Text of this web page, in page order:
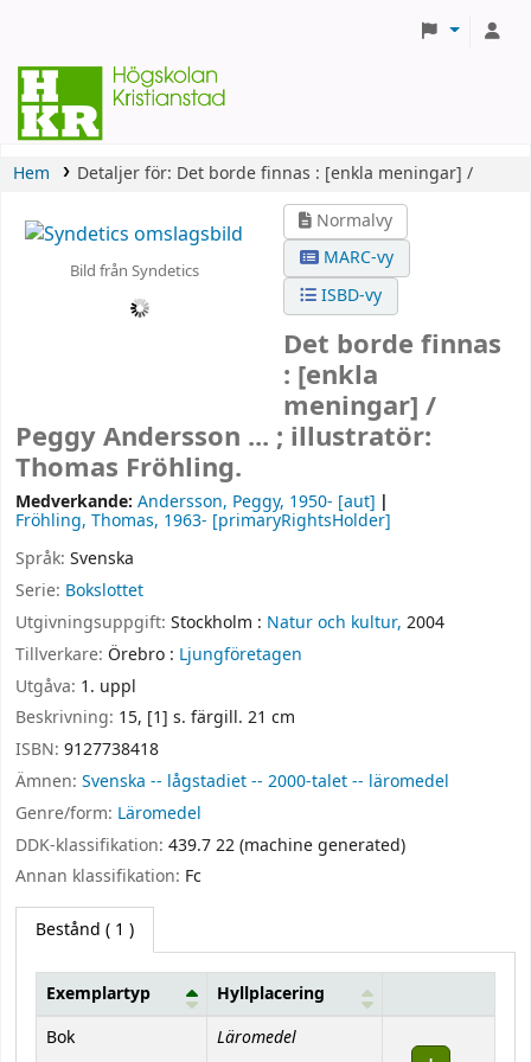
Hem Detaljer för: Det borde finnas : [enkla meningar] /
Bild från Syndetics
Normalvy
MARC-vy
ISBD-vy
Det borde finnas
: [enkla
meningar] /
Peggy Andersson ... ; illustratör:
Thomas Fröhling.
Medverkande: Andersson, Peggy, 1950- [aut]
Fröhling, Thomas, 1963- [primaryRightsHolder]
Språk: Svenska
Serie: Bokslottet
Utgivningsuppgift: Stockholm : Natur och kultur, 2004
Tillverkare: Örebro : Ljungföretagen
Utgåva: 1. uppl
Beskrivning: 15, [1] s. färgill. 21 cm
ISBN: 9127738418
Ämnen: Svenska -- lågstadiet -- 2000-talet -- läromedel
Genre/form: Läromedel
DDK-klassifikation: 439.7 22 (machine generated)
Annan klassifikation: Fc
Bestånd ( 1 )
Bestånd
Exemplartyp
Hyllplacering
Bok
Läromedel